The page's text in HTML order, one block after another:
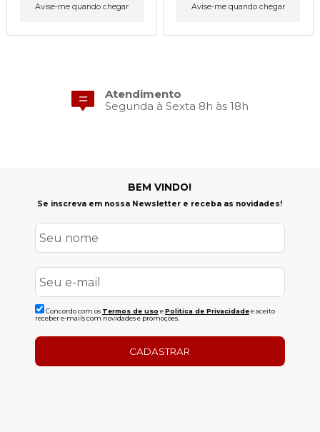
Avise-me quando chegar Avise-me quando chegar
Atendimento
Segunda à Sexta 8h às 18h
BEM VINDO!
Se inscreva em nossa Newsletter e receba as novidades!
Concordo com os Termos de uso ePolitica de Privacidadee aceito
receber e-mails com novidades e promoções.
CADASTRAR